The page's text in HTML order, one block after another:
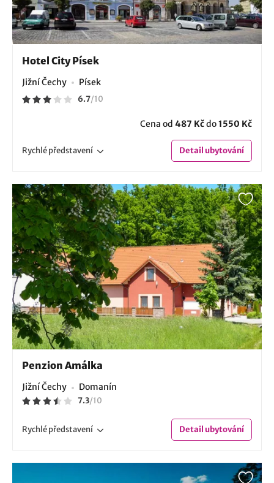
Hotel City Písek
Jižní Čechy Písek
6.7/10
Cena od 487 Kčdo1550 Kč
Rychlépředstavení Detailubytování
Penzion Amálka
Jižní Čechy Domanín
7.3/10
Rychlépředstavení Detailubytování